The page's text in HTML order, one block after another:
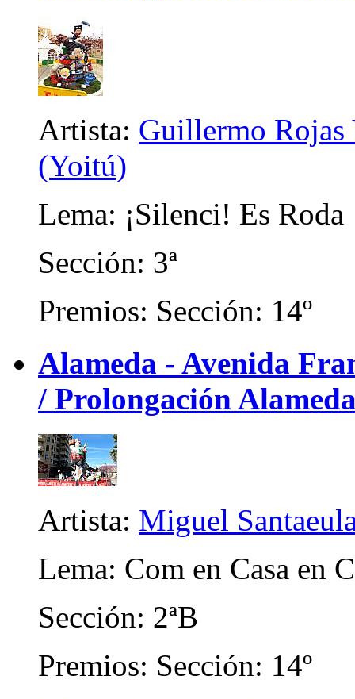
Artista: Guillermo Rojas
(Yoitú)
Lema: ¡Silenci! Es Roda
Sección: 3ª
Premios: Sección: 14º
Alameda - Avenida
/ Prolongación
Artista: Miguel
Lema: Com en Casa en
Sección: 2ªB
Premios: Sección: 14º